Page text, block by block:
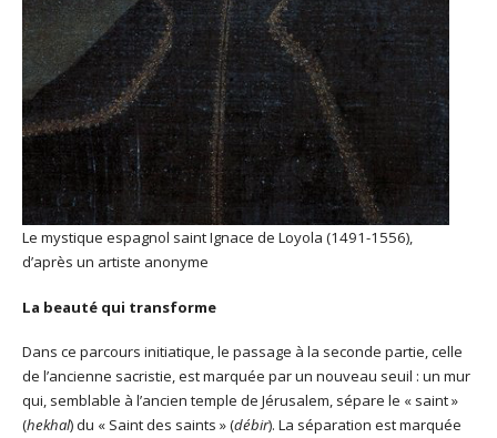
Le mystique espagnol saint Ignace de Loyola (1491-1556),
d’après un artiste anonyme
La beauté qui transforme
Dans ce parcours initiatique, le passage à la seconde partie, celle
de l’ancienne sacristie, est marquée par un nouveau seuil : un mur
qui, semblable à l’ancien temple de Jérusalem, sépare le « saint »
(hekhal) du « Saint des saints » (débir). La séparation est marquée